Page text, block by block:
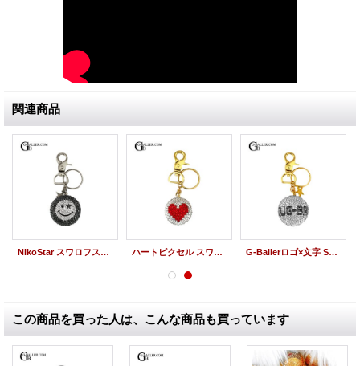
関連商品
NikoStar スワロフスキーボール/ ニコスター キーホルダー ハートピクセル スワロフスキーボール/キーホルダー G-Ballerロゴ×文字 SwarovskiBall
この商品を買った人は、こんな商品も買っています